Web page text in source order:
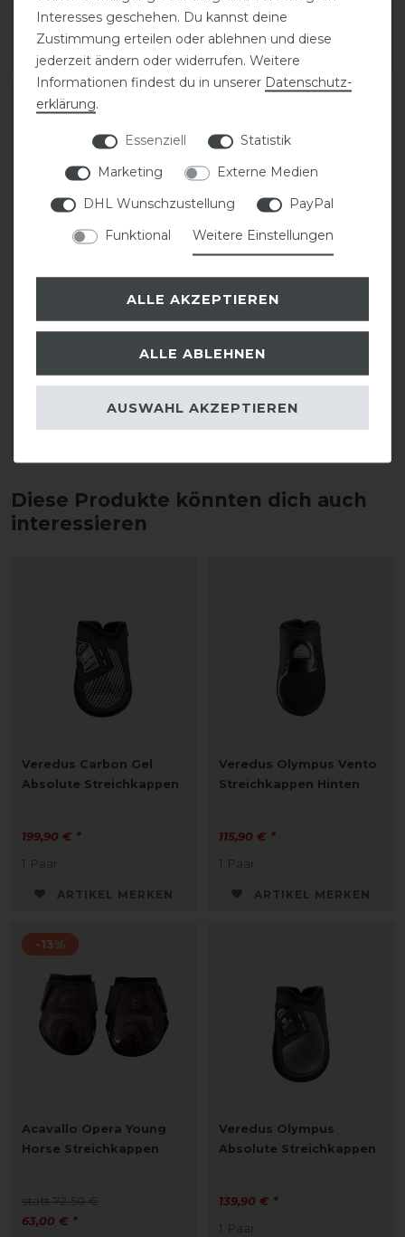
Paar
ARTIKEL MERKEN
1 Paar
ARTIKEL MERKEN
Bamboo Elastik
Diese Produkte könnten dich auch
interessieren
Veredus Carbon Gel
Absolute Streichkappen
199,90 € *
1 Paar
ARTIKEL MERKEN
Veredus Olympus Vento
Streichkappen Hinten
115,90 € *
1 Paar
ARTIKEL MERKEN
-13%
Acavallo Opera Young
Horse Streichkappen
statt 72,50 €
63,00 € *
Veredus Olympus
Absolute Streichkappen
139,90 € *
1 Paar
Interesses geschehen. Du kannst deine
Zustimmung erteilen oder ablehnen und diese
jederzeit ändern oder widerrufen. Weitere
Informationen findest du in unserer Daten­schutz­
erklärung.
Essenziell
Statistik
Marketing
Externe Medien
DHL Wunschzustellung
PayPal
Funktional
Weitere Einstellungen
ALLE AKZEPTIEREN
ALLE ABLEHNEN
AUSWAHL AKZEPTIEREN